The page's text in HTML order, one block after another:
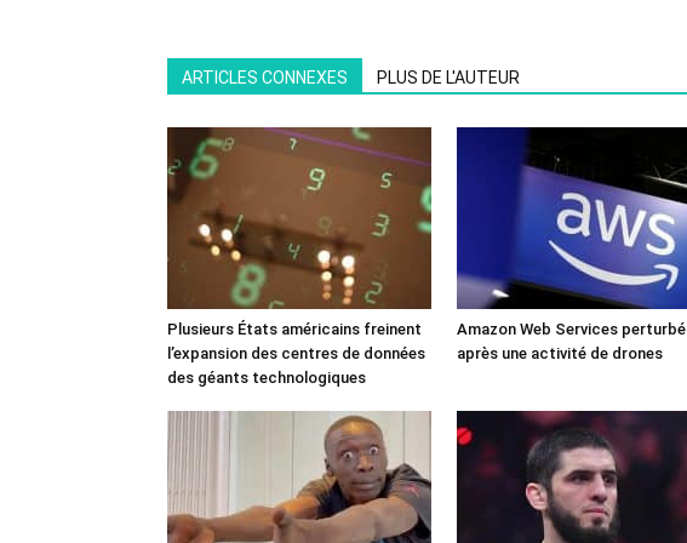
ARTICLES CONNEXES PLUS DE L'AUTEUR
Plusieurs États américains freinent
l’expansion des centres de données
des géants technologiques
Amazon Web Services perturbé
après une activité de drones